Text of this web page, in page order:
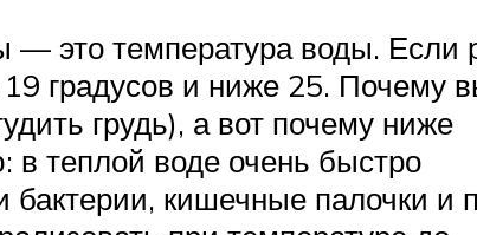
это температура воды. Если
градусов и ниже 25. Почему
грудь), а вот почему ниже
в теплой воде очень быстро
кишечные палочки и